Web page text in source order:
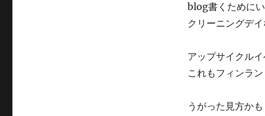
blog書くために
クリーニングデイ
アップサイクル
これもフィンラン
うがった見方かも